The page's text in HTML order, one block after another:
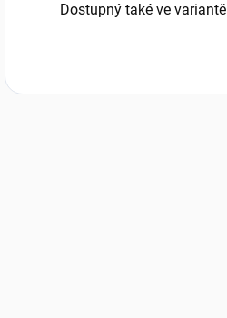
Dostupný také ve variantě